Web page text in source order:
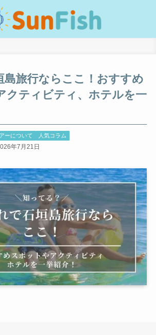
島旅行ならここ！おすすめ
クティビティ、ホテルを一
ーについて 人気コラム
年7月21日